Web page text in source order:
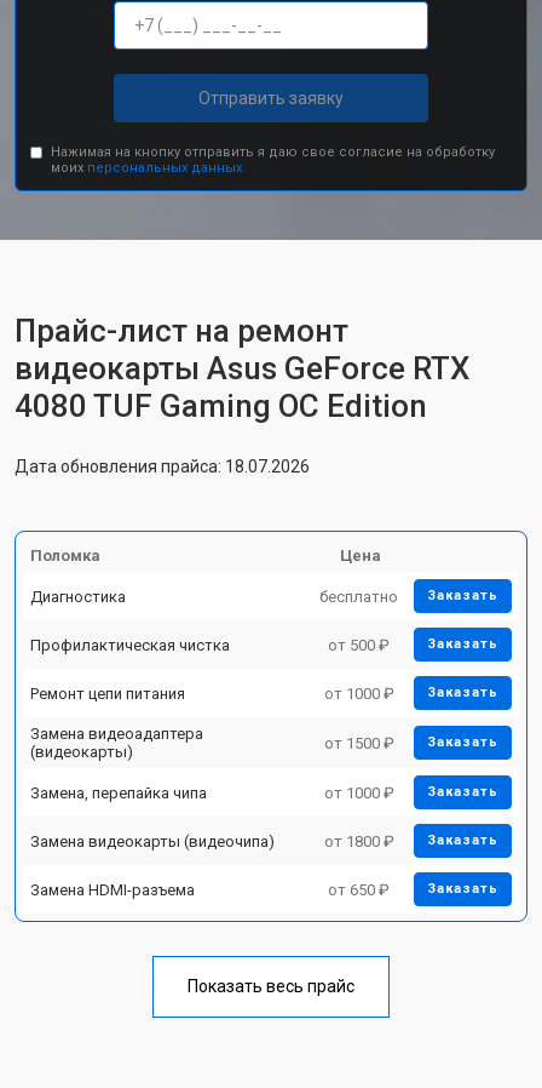
Отправить заявку
Нажимая на кнопку отправить я даю свое согласие на обработку
моих персональных данных.
Прайс-лист на ремонт
видеокарты Asus GeForce RTX
4080 TUF Gaming OC Edition
Дата обновления прайса: 18.07.2026
Поломка Цена
Диагностика бесплатно Заказать
Профилактическая чистка от 500 ₽ Заказать
Ремонт цепи питания от 1000 ₽ Заказать
Замена видеоадаптера
(видеокарты)
от 1500 ₽ Заказать
Замена, перепайка чипа от 1000 ₽ Заказать
Замена видеокарты (видеочипа) от 1800 ₽ Заказать
Замена HDMI-разъема от 650 ₽ Заказать
Показать весь прайс